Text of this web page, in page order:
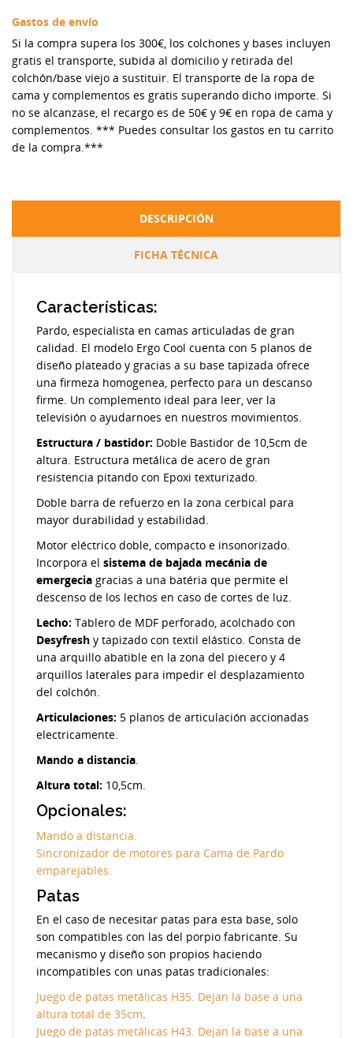
Gastos de envío
Si la compra supera los 300€, los colchones y bases incluyen
gratis el transporte, subida al domicilio y retirada del
colchón/base viejo a sustituir. El transporte de la ropa de
cama y complementos es gratis superando dicho importe. Si
no se alcanzase, el recargo es de 50€ y 9€ en ropa de cama y
complementos. *** Puedes consultar los gastos en tu carrito
de la compra.***
DESCRIPCIÓN
FICHA TÉCNICA
Características:
Pardo, especialista en camas articuladas de gran
calidad. El modelo Ergo Cool cuenta con 5 planos de
diseño plateado y gracias a su base tapizada ofrece
una firmeza homogenea, perfecto para un descanso
firme. Un complemento ideal para leer, ver la
televisión o ayudarnoes en nuestros movimientos.
Estructura / bastidor: Doble Bastidor de 10,5cm de
altura. Estructura metálica de acero de gran
resistencia pitando con Epoxi texturizado.
Doble barra de refuerzo en la zona cerbical para
mayor durabilidad y estabilidad.
Motor eléctrico doble, compacto e insonorizado.
Incorpora el sistema de bajada mecánia de
emergecia gracias a una batéria que permite el
descenso de los lechos en caso de cortes de luz.
Lecho: Tablero de MDF perforado, acolchado con
Desyfresh y tapizado con textil elástico. Consta de
una arquillo abatible en la zona del piecero y 4
arquillos laterales para impedir el desplazamiento
del colchón.
Articulaciones: 5 planos de articulación accionadas
electricamente.
Mando a distancia.
Altura total: 10,5cm.
Opcionales:
Mando a distancia.
Sincronizador de motores para Cama de Pardo
emparejables.
Patas
En el caso de necesitar patas para esta base, solo
son compatibles con las del porpio fabricante. Su
mecanismo y diseño son propios haciendo
incompatibles con unas patas tradicionales:
Juego de patas metálicas H35. Dejan la base a una
altura total de 35cm.
Juego de patas metálicas H43. Dejan la base a una